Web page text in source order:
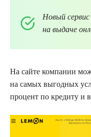
Новый сервис
на выдаче
На сайте компании
на самых выгодных
процент по кредиту и